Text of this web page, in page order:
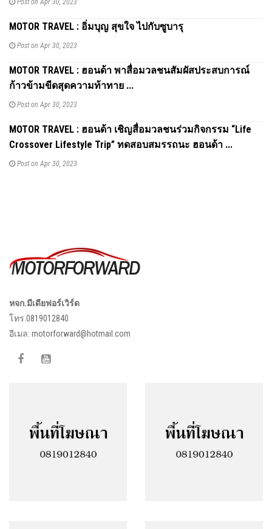
Post on Apr 30, 2023
MOTOR TRAVEL : อิ่มบุญ สุขใจ ไปกับซูบารุ
Post on Apr 30, 2023
MOTOR TRAVEL : ฮอนด้า พาสื่อมวลชนสัมผัสประสบการณ์
ก้าวข้ามขีดสุดความท้าทาย ...
Post on Apr 30, 2023
MOTOR TRAVEL : ฮอนด้า เชิญสื่อมวลชนร่วมกิจกรรม “Life
Crossover Lifestyle Trip” ทดสอบสมรรถนะ ฮอนด้า ...
Post on Apr 30, 2023
หจก.มีเดียฟอร์เวิร์ด
โทร.0819012840
อีเมล: motorforward@hotmail.com